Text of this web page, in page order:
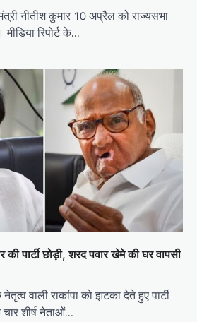
नीतीश कुमार 10 अप्रैल को राज्यसभा
रिपोर्ट के…
पार्टी छोड़ी, शरद पवार खेमे की घर वापसी
वाली राकांपा को झटका देते हुए पार्टी
शीर्ष नेताओं…